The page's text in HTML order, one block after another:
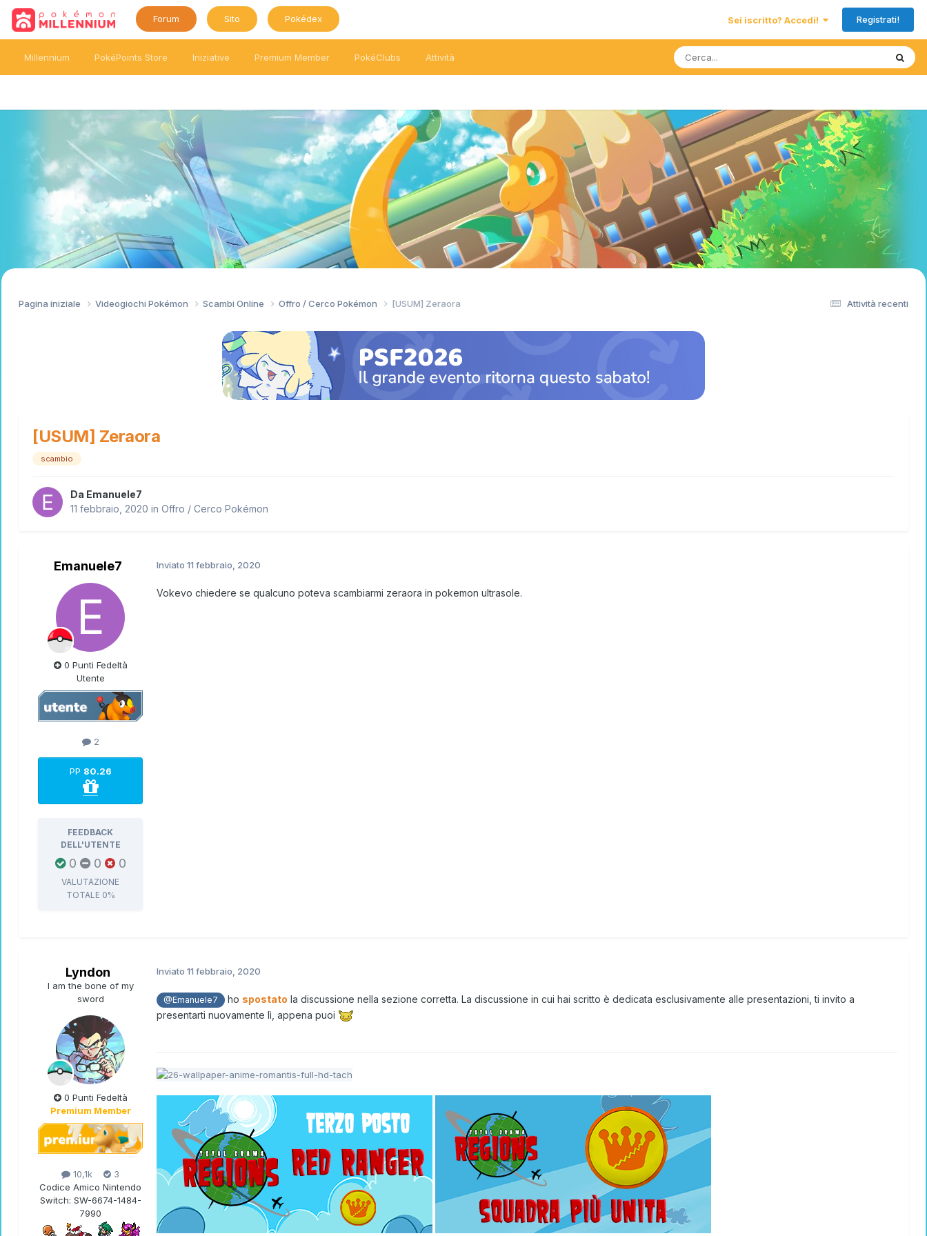
Forum Sito Pokédex Sei iscritto? Accedi! Registrati!
Millennium PokéPoints Store Iniziative Premium Member PokéClubs Attività
Attività recenti
Pagina iniziale Videogiochi Pokémon Scambi Online Offro / Cerco Pokémon [USUM] Zeraora
[USUM] Zeraora
scambio
Da Emanuele7
11 febbraio, 2020 in Offro / Cerco Pokémon
Emanuele7
0 Punti Fedeltà
Utente
2
PP 80.26
FEEDBACK
DELL'UTENTE
0 0 0
VALUTAZIONE
TOTALE 0%
Inviato 11 febbraio, 2020
Vokevo chiedere se qualcuno poteva scambiarmi zeraora in pokemon ultrasole.
Lyndon
I am the bone of my
sword
0 Punti Fedeltà
Premium Member
10,1k
3
Codice Amico Nintendo
Switch: SW-6674-1484-
7990
Inviato 11 febbraio, 2020
@Emanuele7 ho spostato la discussione nella sezione corretta. La discussione in cui hai scritto è dedicata esclusivamente alle presentazioni, ti invito a
presentarti nuovamente lì, appena puoi